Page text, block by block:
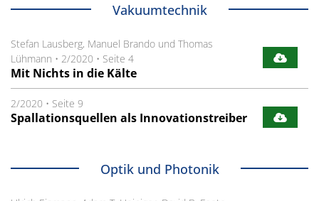
Vakuumtechnik
Stefan Lausberg, Manuel Brando und Thomas
Lühmann • 2/2020 • Seite 4
Mit Nichts in die Kälte
2/2020 • Seite 9
Spallationsquellen als Innovationstreiber
Optik und Photonik